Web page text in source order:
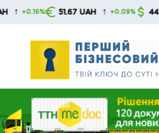
Skip
51.67 UAH ↑ +0.09% 44.76